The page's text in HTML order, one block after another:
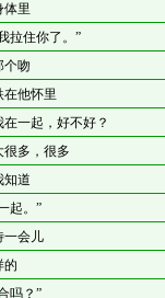
体里
拉住你了。”
个吻
在他怀里
在一起，好不好？
很多，很多
知道
起。”
一会儿
的
吗？”